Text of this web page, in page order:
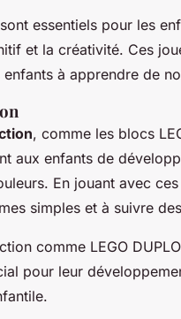
essentiels pour les
et la créativité. Ces
à apprendre de
, comme les blocs
aux enfants de
En jouant avec
simples et à suivre
comme LEGO
pour leur